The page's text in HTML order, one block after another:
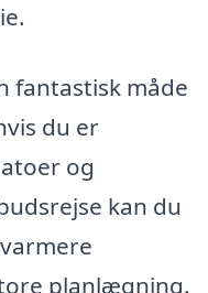
fantastisk måde
du er
og
kan du
planlægning.